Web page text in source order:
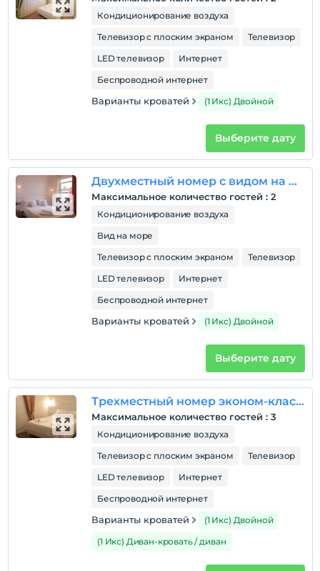
Время выезда
Домашние животные
Детям младше 13 лет не разрешается проживать в
этом учреждении.
Кондиционирование воздуха
Телевизор с плоским экраном
Телевизор
LED телевизор
Интернет
Беспроводной интернет
Варианты кроватей (1 Икс) Двойной
Выберите дату
Двухместный номер с видом на море
Максимальное количество гостей : 2
Кондиционирование воздуха
Вид на море
Телевизор с плоским экраном
Телевизор
LED телевизор
Интернет
Беспроводной интернет
Варианты кроватей (1 Икс) Двойной
Выберите дату
Трехместный номер эконом-класса
Максимальное количество гостей : 3
Кондиционирование воздуха
Телевизор с плоским экраном
Телевизор
LED телевизор
Интернет
Беспроводной интернет
Варианты кроватей
(1 Икс) Двойной
(1 Икс) Диван-кровать / диван